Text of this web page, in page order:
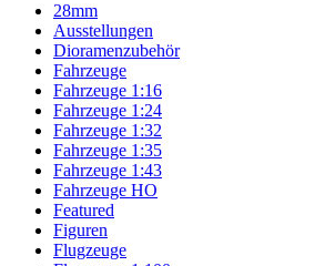
28mm
Ausstellungen
Dioramenzubehör
Fahrzeuge
Fahrzeuge 1:16
Fahrzeuge 1:24
Fahrzeuge 1:32
Fahrzeuge 1:35
Fahrzeuge 1:43
Fahrzeuge HO
Featured
Figuren
Flugzeuge